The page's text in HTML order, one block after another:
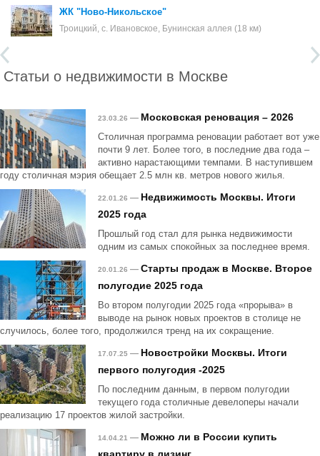
ЖК "Ново-Никольское"
Троицкий, с. Ивановское, Бунинская аллея (18 км)
Статьи о недвижимости в Москве
23.03.26 — Московская реновация – 2026
Столичная программа реновации работает вот уже
почти 9 лет. Более того, в последние два года –
активно нарастающими темпами. В наступившем
году столичная мэрия обещает 2.5 млн кв. метров нового жилья.
22.01.26 — Недвижимость Москвы. Итоги
2025 года
Прошлый год стал для рынка недвижимости
одним из самых спокойных за последнее время.
20.01.26 — Старты продаж в Москве. Второе
полугодие 2025 года
Во втором полугодии 2025 года «прорыва» в
выводе на рынок новых проектов в столице не
случилось, более того, продолжился тренд на их сокращение.
17.07.25 — Новостройки Москвы. Итоги
первого полугодия -2025
По последним данным, в первом полугодии
текущего года столичные девелоперы начали
реализацию 17 проектов жилой застройки.
14.04.21 — Можно ли в России купить